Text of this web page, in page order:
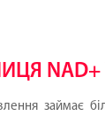
NAD+
займає